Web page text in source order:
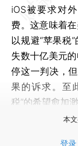
iOS被要求对
费。这意味着
以规避“苹果税
失数十亿美元
停这一判决，
果的诉求。至
税”的希望愈加渺
本
登录